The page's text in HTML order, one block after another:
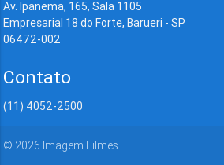
Av. Ipanema, 165, Sala 1105
Empresarial 18 do Forte, Barueri - SP
06472-002
Contato
(11) 4052-2500
© 2026 Imagem Filmes